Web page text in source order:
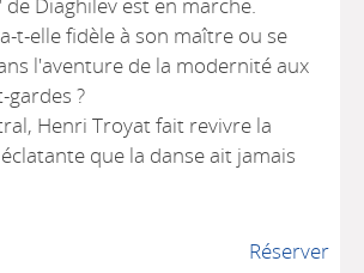
t-elle fidèle à son maître ou se
l'aventure de la modernité aux
gardes ?
Henri Troyat fait revivre la
que la danse ait jamais
Réserver